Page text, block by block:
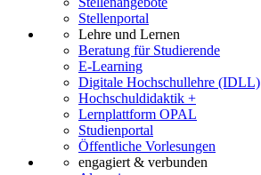
Stellenportal
Lehre und Lernen
Beratung für Studierende
E-Learning
Digitale Hochschullehre (IDLL)
Hochschuldidaktik +
Lernplattform OPAL
Studienportal
Öffentliche Vorlesungen
engagiert & verbunden